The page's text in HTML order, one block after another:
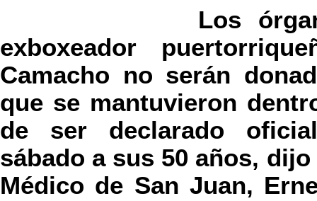
Los
exboxeador
Camacho no serán
que se mantuvieron
de ser declarado
sábado a sus 50 años,
Médico de San Juan,